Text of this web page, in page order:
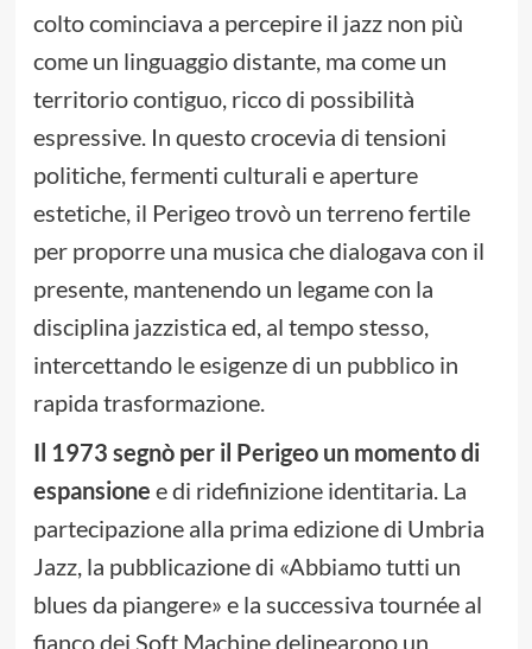
colto cominciava a percepire il jazz non più
come un linguaggio distante, ma come un
territorio contiguo, ricco di possibilità
espressive. In questo crocevia di tensioni
politiche, fermenti culturali e aperture
estetiche, il Perigeo trovò un terreno fertile
per proporre una musica che dialogava con il
presente, mantenendo un legame con la
disciplina jazzistica ed, al tempo stesso,
intercettando le esigenze di un pubblico in
rapida trasformazione.
Il 1973 segnò per il Perigeo un momento di
espansione e di ridefinizione identitaria. La
partecipazione alla prima edizione di Umbria
Jazz, la pubblicazione di «Abbiamo tutti un
blues da piangere» e la successiva tournée al
fianco dei Soft Machine delinearono un